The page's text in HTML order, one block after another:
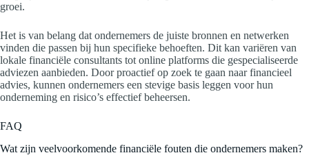
groei.
Het is van belang dat ondernemers de juiste bronnen en netwerken
vinden die passen bij hun specifieke behoeften. Dit kan variëren van
lokale financiële consultants tot online platforms die gespecialiseerde
adviezen aanbieden. Door proactief op zoek te gaan naar financieel
advies, kunnen ondernemers een stevige basis leggen voor hun
onderneming en risico’s effectief beheersen.
FAQ
Wat zijn veelvoorkomende financiële fouten die ondernemers maken?